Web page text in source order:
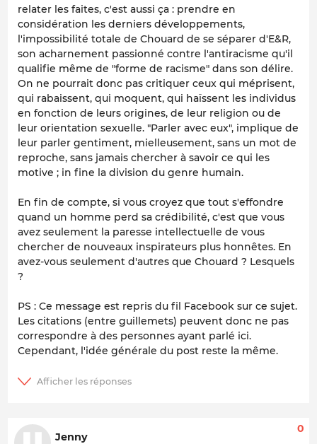
relater les faites, c'est aussi ça : prendre en
considération les derniers développements,
l'impossibilité totale de Chouard de se séparer d'E&R,
son acharnement passionné contre l'antiracisme qu'il
qualifie même de "forme de racisme" dans son délire.
On ne pourrait donc pas critiquer ceux qui méprisent,
qui rabaissent, qui moquent, qui haïssent les individus
en fonction de leurs origines, de leur religion ou de
leur orientation sexuelle. "Parler avec eux", implique de
leur parler gentiment, mielleusement, sans un mot de
reproche, sans jamais chercher à savoir ce qui les
motive ; in fine la division du genre humain.
En fin de compte, si vous croyez que tout s'effondre
quand un homme perd sa crédibilité, c'est que vous
avez seulement la paresse intellectuelle de vous
chercher de nouveaux inspirateurs plus honnêtes. En
avez-vous seulement d'autres que Chouard ? Lesquels
?
PS : Ce message est repris du fil Facebook sur ce sujet.
Les citations (entre guillemets) peuvent donc ne pas
correspondre à des personnes ayant parlé ici.
Cependant, l'idée générale du post reste la même.
Jenny
0